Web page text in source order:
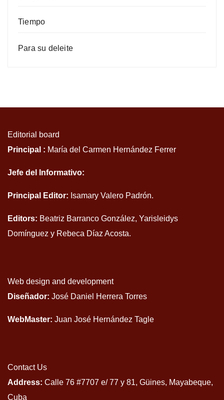
Tiempo
Para su deleite
Editorial board
Principal : María del Carmen Hernández Ferrer
Jefe del Informativo:
Principal Editor: Isamary Valero Padrón.
Editors: Beatriz Barranco González, Yarisleidys
Domínguez y Rebeca Díaz Acosta.
Web design and development
Diseñador: José Daniel Herrera Torres
WebMaster: Juan José Hernández Tagle
Contact Us
Address: Calle 76 #7707 e/ 77 y 81, Güines, Mayabeque,
Cuba